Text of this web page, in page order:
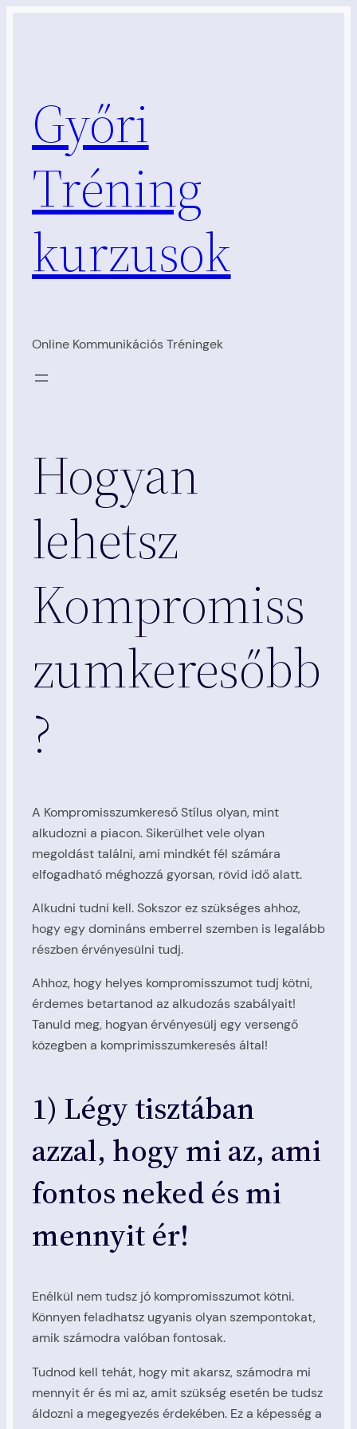
Győri
Tréning
kurzusok
Online Kommunikációs Tréningek
Hogyan
lehetsz
Kompromiss
zumkeresőbb
?
A Kompromisszumkereső Stílus olyan, mint
alkudozni a piacon. Sikerülhet vele olyan
megoldást találni, ami mindkét fél számára
elfogadható méghozzá gyorsan, rövid idő alatt.
Alkudni tudni kell. Sokszor ez szükséges ahhoz,
hogy egy domináns emberrel szemben is legalább
részben érvényesülni tudj.
Ahhoz, hogy helyes kompromisszumot tudj kötni,
érdemes betartanod az alkudozás szabályait!
Tanuld meg, hogyan érvényesülj egy versengő
közegben a komprimisszumkeresés által!
1) Légy tisztában
azzal, hogy mi az, ami
fontos neked és mi
mennyit ér!
Enélkül nem tudsz jó kompromisszumot kötni.
Könnyen feladhatsz ugyanis olyan szempontokat,
amik számodra valóban fontosak.
Tudnod kell tehát, hogy mit akarsz, számodra mi
mennyit ér és mi az, amit szükség esetén be tudsz
áldozni a megegyezés érdekében. Ez a képesség a